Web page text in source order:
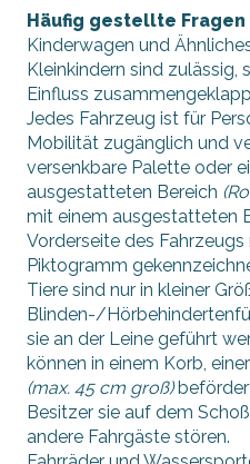
Häufig gestellte Fragen
Kinderwagen und
Kleinkindern sind zulässig,
Einfluss
Jedes Fahrzeug ist für
Mobilität zugänglich und
versenkbare Palette oder
ausgestatteten Bereich
mit einem ausgestatteten
Vorderseite des
Piktogramm
Tiere sind nur in kleiner
Blinden-/
sie an der Leine geführt
können in einem Korb,
(max. 45 cm groß)
Besitzer sie auf dem
andere Fahrgäste stören.